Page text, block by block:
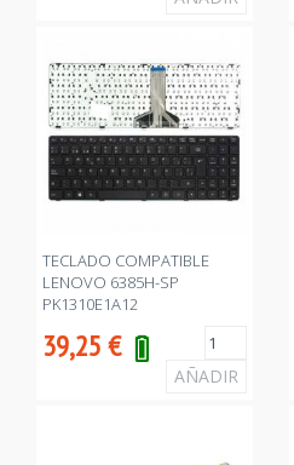
TECLADO COMPATIBLE
LENOVO 6385H-SP
PK1310E1A12
39,25€